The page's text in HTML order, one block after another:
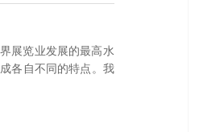
展览业发展的最高水
各自不同的特点。我